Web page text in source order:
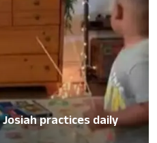
practices daily